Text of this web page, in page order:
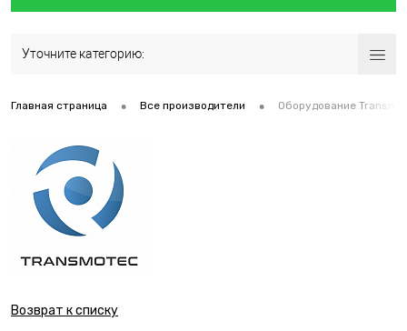
Уточните категорию:
Главная страница • Все производители • Оборудование
Возврат к списку